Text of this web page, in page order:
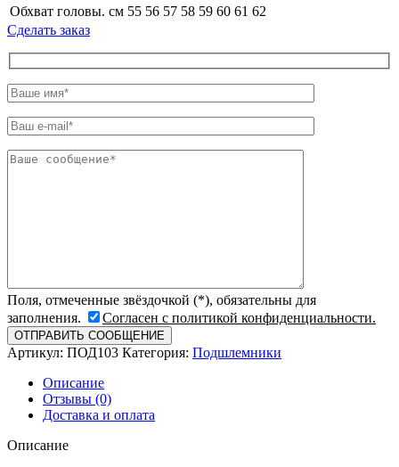
Обхват головы. см 55 56 57 58 59 60 61 62
Сделать заказ
Поля, отмеченные звёздочкой (*), обязательны для
заполнения.
Согласен с политикой конфиденциальности.
Артикул: ПОД103 Категория: Подшлемники
Описание
Отзывы (0)
Доставка и оплата
Описание